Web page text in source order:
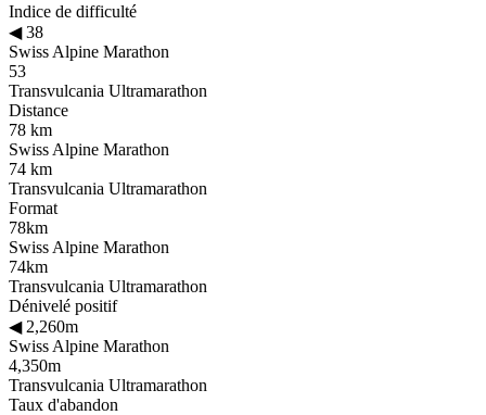
Indice de difficulté
◀38
Swiss Alpine Marathon
53
Transvulcania Ultramarathon
Distance
78 km
Swiss Alpine Marathon
74 km
Transvulcania Ultramarathon
Format
78km
Swiss Alpine Marathon
74km
Transvulcania Ultramarathon
Dénivelé positif
◀2,260m
Swiss Alpine Marathon
4,350m
Transvulcania Ultramarathon
Taux d'abandon